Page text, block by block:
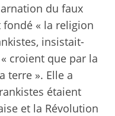
du faux
fondé « la religion
insistait-
croient que par la
terre ». Elle a
étaient
et la Révolution